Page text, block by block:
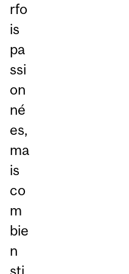
rfo
is
pa
ssi
on
né
es,
ma
is
co
m
bie
n
sti